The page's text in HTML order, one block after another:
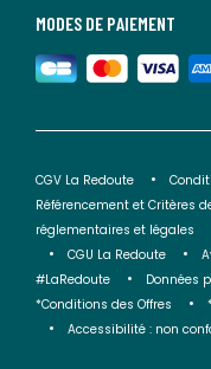
MODES DE PAIEMENT
CGV La Redoute
Référencement et Critères
réglementaires et légales
CGU La Redoute
#LaRedoute
Données
*Conditions des Offres
Accessibilité : non